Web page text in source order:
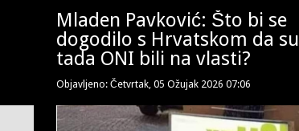
Mladen Pavković: Što bi se
dogodilo s Hrvatskom da su
tada ONI bili na vlasti?
Objavljeno: Četvrtak, 05 Ožujak 2026 07:06